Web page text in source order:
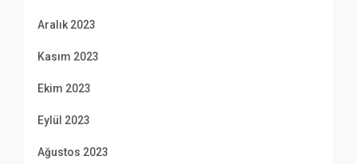
Aralık 2023
Kasım 2023
Ekim 2023
Eylül 2023
Ağustos 2023